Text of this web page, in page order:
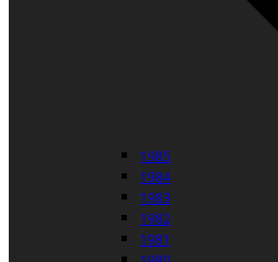
1985
1984
1983
1982
1981